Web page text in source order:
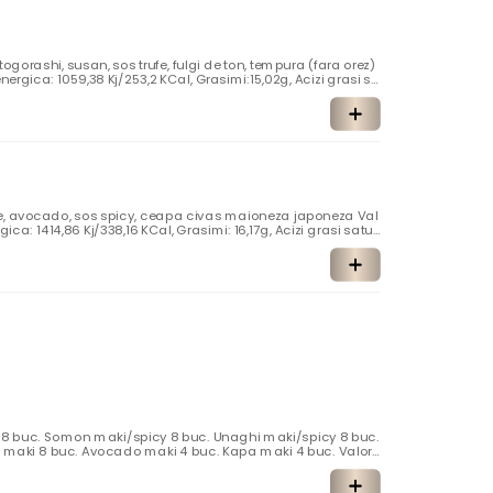
susan, sos trufe, fulgi de ton, tempura (fara orez)
1059,38 Kj/253,2 KCal, Grasimi:15,02g, Acizi grasi sa
3,52g, Proteine: 16,55g, Sare: 1,47g Alergeni: Seminte de su
mustar, dioxid de sulf si sulfiti
avocado, sos spicy, ceapa civas maioneza japoneza Val
1414,86 Kj/338,16 KCal, Grasimi: 16,17g, Acizi grasi satur
Proteine: 8,89g, Sare: 0,5g Alergeni: Seminte de susan,
, peste, moluste , mustar
buc. Somon maki/spicy 8 buc. Unaghi maki/spicy 8 buc.
8 buc. Avocado maki 4 buc. Kapa maki 4 buc. Valori
Kj/144.05KCal, Grasimi: 3.33g, Acizi grasi saturati:
Proteine: 7.41g, Sare:0.82g Alergeni: susan, soia, oua, gl